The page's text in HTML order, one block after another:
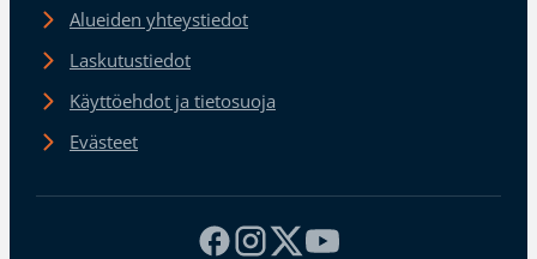
Alueiden yhteystiedot
Laskutustiedot
Käyttöehdot ja tietosuoja
Evästeet